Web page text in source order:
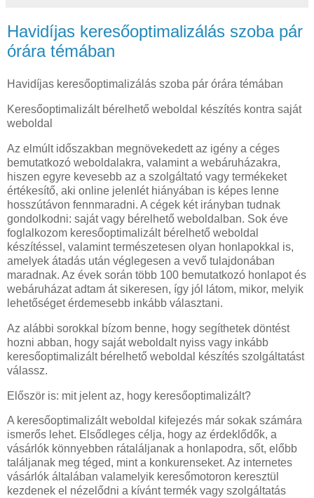
Havidíjas keresőoptimalizálás szoba pár
órára témában
Havidíjas keresőoptimalizálás szoba pár órára témában
Keresőoptimalizált bérelhető weboldal készítés kontra saját
weboldal
Az elmúlt időszakban megnövekedett az igény a céges
bemutatkozó weboldalakra, valamint a webáruházakra,
hiszen egyre kevesebb az a szolgáltató vagy termékeket
értékesítő, aki online jelenlét hiányában is képes lenne
hosszútávon fennmaradni. A cégek két irányban tudnak
gondolkodni: saját vagy bérelhető weboldalban. Sok éve
foglalkozom keresőoptimalizált bérelhető weboldal
készítéssel, valamint természetesen olyan honlapokkal is,
amelyek átadás után véglegesen a vevő tulajdonában
maradnak. Az évek során több 100 bemutatkozó honlapot és
webáruházat adtam át sikeresen, így jól látom, mikor, melyik
lehetőséget érdemesebb inkább választani.
Az alábbi sorokkal bízom benne, hogy segíthetek döntést
hozni abban, hogy saját weboldalt nyiss vagy inkább
keresőoptimalizált bérelhető weboldal készítés szolgáltatást
válassz.
Először is: mit jelent az, hogy keresőoptimalizált?
A keresőoptimalizált weboldal kifejezés már sokak számára
ismerős lehet. Elsődleges célja, hogy az érdeklődők, a
vásárlók könnyebben rátaláljanak a honlapodra, sőt, előbb
találjanak meg téged, mint a konkurenseket. Az internetes
vásárlók általában valamelyik keresőmotoron keresztül
kezdenek el nézelődni a kívánt termék vagy szolgáltatás